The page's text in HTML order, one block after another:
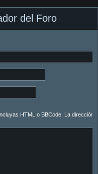
del Foro
HTML o BBCode. La dirección